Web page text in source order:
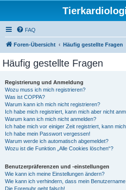
FAQ
Foren-Übersicht Häufig gestellte Fragen
Häufig gestellte Fragen
Registrierung und Anmeldung
Wozu muss ich mich registrieren?
Was ist COPPA?
Warum kann ich mich nicht registrieren?
Ich habe mich registriert, kann mich aber nicht
Warum kann ich mich nicht anmelden?
Ich habe mich vor einiger Zeit registriert, kann
Ich habe mein Passwort vergessen!
Warum werde ich automatisch abgemeldet?
Wozu ist die Funktion „Alle Cookies löschen“?
Benutzerpräferenzen und -einstellungen
Wie kann ich meine Einstellungen ändern?
Wie kann ich verhindern, dass mein
Die Forenuhr geht falsch!